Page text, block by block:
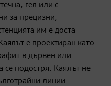
гел или с
за прецизни,
им е доста
е проектиран като
в дървен или
се подостря. Каялът не
линии.